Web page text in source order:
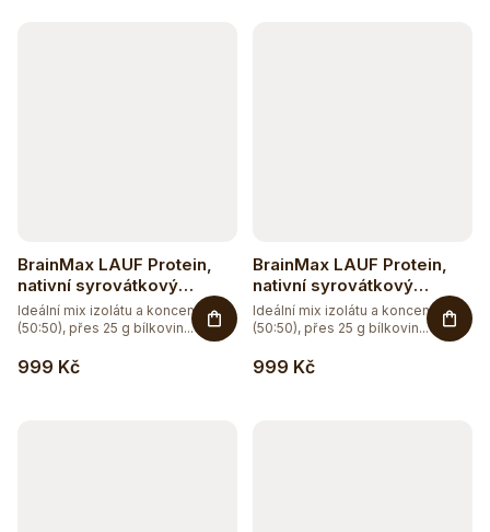
BrainMax LAUF Protein,
nativní syrovátkový
protein, 1000 g - čokoláda
999 Kč
Ideální mix izolátu a koncentrátu
(50:50), přes 25 g bílkovin...
BrainMax LAUF Protein,
nativní syrovátkový
protein, 1000 g - vanilka
999 Kč
Ideální mix izolátu a koncentrátu
(50:50), přes 25 g bílkovin...